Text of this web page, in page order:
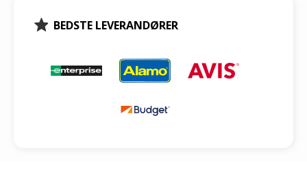
BEDSTE LEVERANDØRER